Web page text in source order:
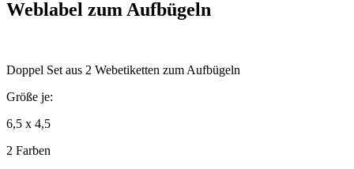
Weblabel zum Aufbügeln
Doppel Set aus 2 Webetiketten zum Aufbügeln
Größe je:
6,5 x 4,5
2 Farben